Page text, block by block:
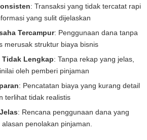
: Transaksi yang tidak tercatat rapi
yang sulit dijelaskan
Tercampur: Penggunaan dana tanpa
merusak struktur biaya bisnis
Tidak Lengkap: Tanpa rekap yang jelas,
oleh pemberi pinjaman
: Pencatatan biaya yang kurang detail
terlihat tidak realistis
: Rencana penggunaan dana yang
penolakan pinjaman.